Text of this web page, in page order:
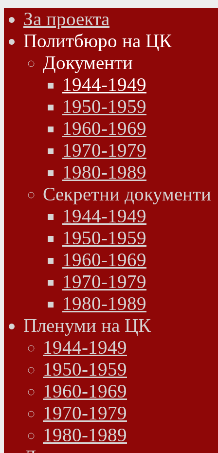
За проекта
Политбюро на ЦК
Документи
1944-1949
1950-1959
1960-1969
1970-1979
1980-1989
Секретни документи
1944-1949
1950-1959
1960-1969
1970-1979
1980-1989
Пленуми на ЦК
1944-1949
1950-1959
1960-1969
1970-1979
1980-1989